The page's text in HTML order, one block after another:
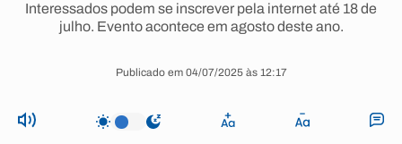
Interessados podem se inscrever pela internet até 18 de
julho. Evento acontece em agosto deste ano.
Publicado em 04/07/2025 às 12:17